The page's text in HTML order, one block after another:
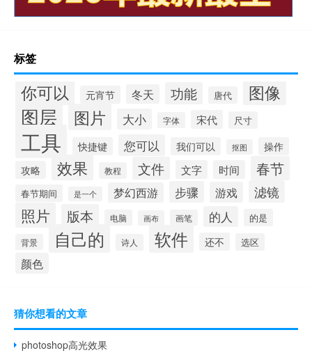
标签
你可以 元宵节 冬天 功能 唐代 图像
图层 图片 大小 字体 宋代 尺寸
工具 快捷键 您可以 我们可以 抠图
操作
攻略
效果 教程 文件 文字 时间 春节
春节期间 是一个 梦幻西游 步骤 游戏 滤镜
照片 版本 电脑 画布 画笔 的人 的是
背景 自己的 诗人 软件 还不 选区
颜色
猜你想看的文章
photoshop高光效果